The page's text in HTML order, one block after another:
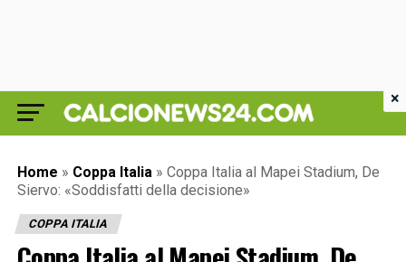
Home » Coppa Italia » Coppa Italia al Mapei Stadium, De
Siervo: «Soddisfatti della decisione»
COPPA ITALIA
×